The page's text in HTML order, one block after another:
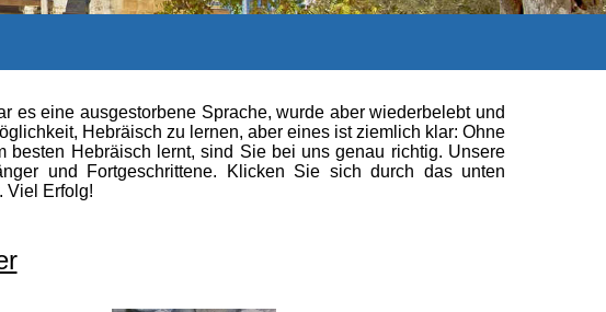
es eine ausgestorbene Sprache, wurde aber wiederbelebt und
Hebräisch zu lernen, aber eines ist ziemlich klar: Ohne
Hebräisch lernt, sind Sie bei uns genau richtig. Unsere
und Fortgeschrittene. Klicken Sie sich durch das unten
Viel Erfolg!